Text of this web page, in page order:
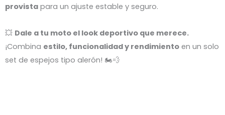
provista para un ajuste estable y seguro.
💥 Dale a tu moto el look deportivo que merece.
¡Combina estilo, funcionalidad y rendimiento en un solo
set de espejos tipo alerón! 🏍️💨